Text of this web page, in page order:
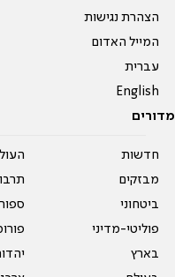
הצהרת נגישות
המייל האדום
עברית
English
מדורים
חדשות
מבזקים
ביטחוני
פוליטי-מדיני
בארץ